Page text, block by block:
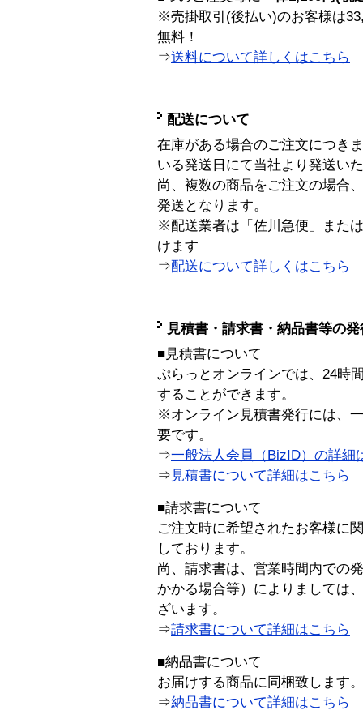
※売掛取引(後払い)のお客様は
無料！
⇒送料について詳しくはこちら
配送について
在庫がある場合のご注文につき
いる発送日にて当社より発送い
尚、複数の商品をご注文の場合
発送となります。
※配送業者は「佐川急便」また
けます
⇒配送について詳しくはこちら
見積書・請求書・納品書等の
■見積書について
ぷらっとオンラインでは、24時
することができます。
※オンライン見積書発行には、
要です。
⇒一般法人会員（BizID）の詳細
⇒ 見積書について詳細はこちら
■請求書について
ご注文時に希望されたお客様に
しております。
尚、請求書は、営業時間内での
かかる場合等）によりましては
ざいます。
⇒請求書について詳細はこちら
■納品書について
お届けする商品に同梱致します。
⇒納品書について詳細はこちら